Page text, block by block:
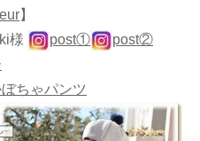
】
様
post①
post②
ちゃパンツ